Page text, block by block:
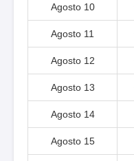
Agosto 10
Agosto 11
Agosto 12
Agosto 13
Agosto 14
Agosto 15